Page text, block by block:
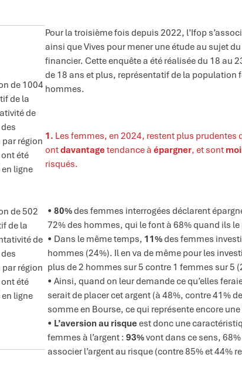
de 1004
de la
de
région
été
ligne
de 502
de la
de
région
été
ligne
Pour la troisième fois depuis 2022, l’Ifop
ainsi que Vives pour mener une étude au sujet
financier. Cette enquête a été réalisée du 18 au
de 18 ans et plus, représentatif de la
hommes.
1. Les femmes, en 2024, restent plus prudentes
ontdavantagetendance à épargner, et sont
risqués.
80%des femmes interrogées déclarent
72% des hommes, qui le font à 68% quand ils le
Dans le même temps, 11%des femmes
hommes (24%). Il en va de même pour les
plus de 2 hommes sur 5 contre 1 femmes sur 5
Ainsi, quand on leur demande ce qu’elles
serait de placer cet argent (à 48%, contre 41%
somme en Bourse, ce qui représente encore
L’aversion au risqueest donc une
femmes à l’argent : 93%vont dans ce sens, 68%
associer l’argent au risque (contre 85% et 44%